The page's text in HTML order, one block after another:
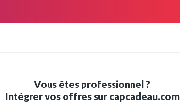
Vous êtes professionnel ?
Intégrer vos offres sur capcadeau.com